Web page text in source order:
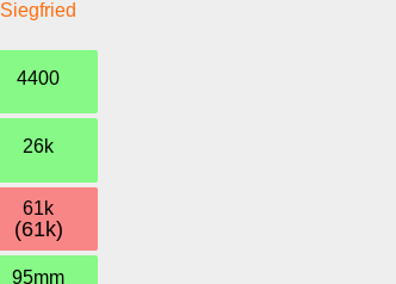
Siegfried
4400
26k
61k
(61k)
95mm